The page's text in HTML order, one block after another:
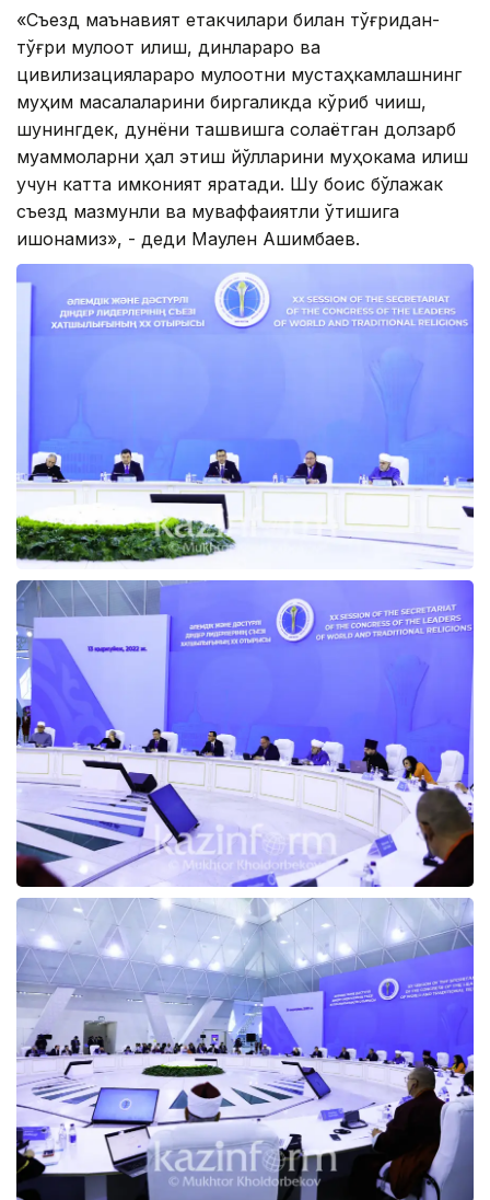
«Съезд маънавият етакчилари билан тўғридан-
тўғри мулоқот қилиш, динлараро ва
цивилизациялараро мулоқотни мустаҳкамлашнинг
муҳим масалаларини биргаликда кўриб чиқиш,
шунингдек, дунёни ташвишга солаётган долзарб
муаммоларни ҳал этиш йўлларини муҳокама қилиш
учун катта имконият яратади. Шу боис бўлажак
съезд мазмунли ва муваффақиятли ўтишига
ишонамиз», - деди Маулен Ашимбаев.